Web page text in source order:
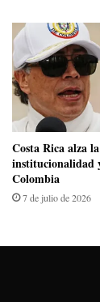
Costa Rica alza
institucionalidad
Colombia
7 de julio de 2026